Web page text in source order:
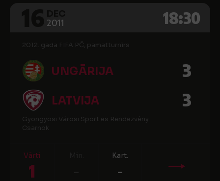
2011 18:30
2012. gada FIFA PČ, pamatturnīrs
UNGĀRIJA 3
LATVIJA 3
Gyöngyösi Városi Sport es Rendezvény
Csarnok
Vārti
1
Kart.
-